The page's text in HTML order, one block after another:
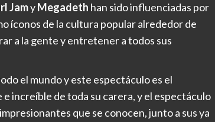
JamyMegadeth han sido influenciadas por
íconos de la cultura popular alrededor de
a la gente y entretener a todos sus
el mundo y este espectáculo es el
increíble de toda su carera, y el espectáculo
que se conocen, junto a sus ya